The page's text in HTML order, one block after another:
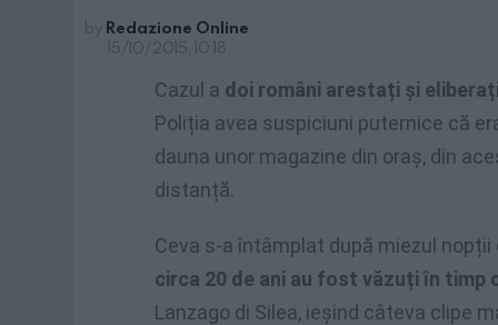
by Redazione Online
15/10/2015, 10:18
Cazul a doi români arestați și
Poliția avea suspiciuni puternice că
dauna unor magazine din oraș, din
distanță.
Ceva s-a întâmplat după miezul
circa 20 de ani au fost văzuți în timp
Lanzago di Silea, ieșind câteva clipe